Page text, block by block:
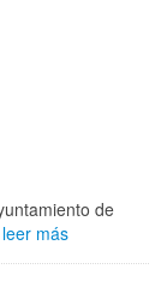
de
leer más